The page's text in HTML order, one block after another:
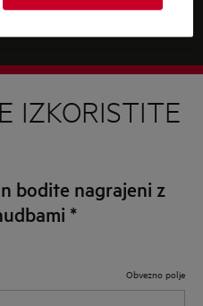
IZKORISTITE
bodite nagrajeni z
*
Obvezno polje